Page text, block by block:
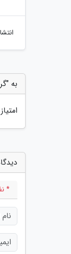
به
*